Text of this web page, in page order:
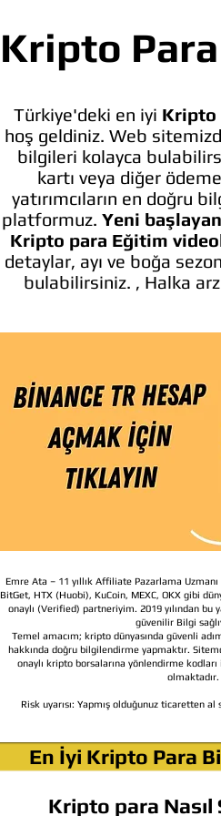
Kripto Para
Türkiye'deki en iyi Kripto
hoş geldiniz. Web
bilgileri kolayca
kartı veya diğer
yatırımcıların en doğru
platformuz. Yeni
Kripto para Eğitim
detaylar, ayı ve boğa
bulabilirsiniz. , Halka
Emre Ata – 11 yıllık Affiliate Pazarlama Uzmanı
BitGet, HTX (Huobi), KuCoin, MEXC, OKX gibi
onaylı (Verified) partneriyim. 2019 yılından bu
güvenilir Bilgi
Temel amacım; kripto dünyasında güvenli
hakkında doğru bilgilendirme yapmaktır.
onaylı kripto borsalarına yönlendirme
olmaktadır.
Risk uyarısı: Yapmış olduğunuz ticaretten
En İyi Kripto Para
Kripto para Nasıl